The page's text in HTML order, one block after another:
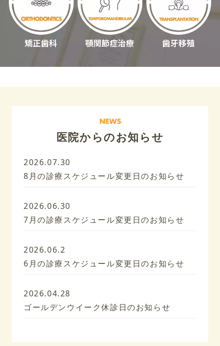
医院からのお知らせ
2026.07.30
8月の診療スケジュール変更日のお知らせ
2026.06.30
7月の診療スケジュール変更日のお知らせ
2026.06.2
6月の診療スケジュール変更日のお知らせ
2026.04.28
ゴールデンウイーク休診日のお知らせ